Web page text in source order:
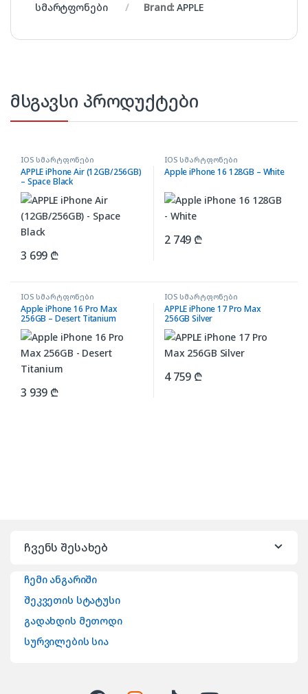
სმარტფონები
Brand:APPLE
მსგავსი პროდუქტები
IOS სმარტფონები
APPLE iPhone Air (12GB/256GB)
– Space Black
3 699 ₾
IOS სმარტფონები
Apple iPhone 16 128GB – White
2 749 ₾
IOS სმარტფონები
Apple iPhone 16 Pro Max
256GB – Desert Titanium
3 939 ₾
IOS სმარტფონები
APPLE iPhone 17 Pro Max
256GB Silver
4 759 ₾
ჩვენს შესახებ
ჩემი ანგარიში
შეკვეთის სტატუსი
გადახდის მეთოდი
სურვილების სია